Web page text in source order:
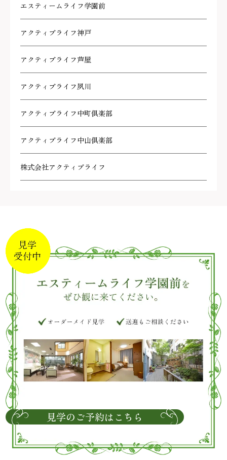
エスティームライフ学園前
アクティブライフ神戸
アクティブライフ芦屋
アクティブライフ夙川
アクティブライフ中町倶楽部
アクティブライフ中山倶楽部
株式会社アクティブライフ
見学のご予約はこちら